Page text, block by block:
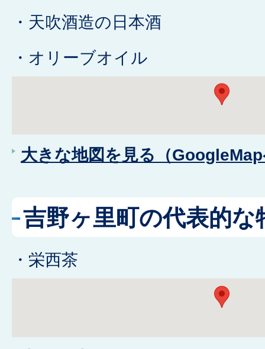
・天吹酒造の日本酒
・オリーブオイル
大きな地図を見る（
吉野ヶ里町の代表的な
・栄西茶